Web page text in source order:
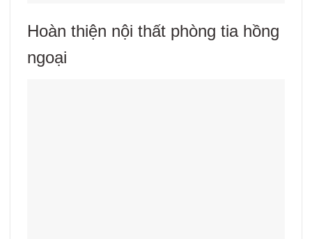
Hoàn thiện nội thất phòng tia hồng
ngoại